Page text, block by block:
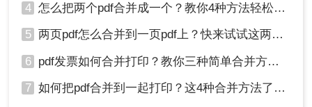
4 怎么把两个pdf合并成一个？教你4种方法轻松完成合并！
5 两页pdf怎么合并到一页pdf上？快来试试这两种方法吧！
6 pdf发票如何合并打印？教你三种简单合并方法！
7 如何把pdf合并到一起打印？这4种合并方法了解一下！